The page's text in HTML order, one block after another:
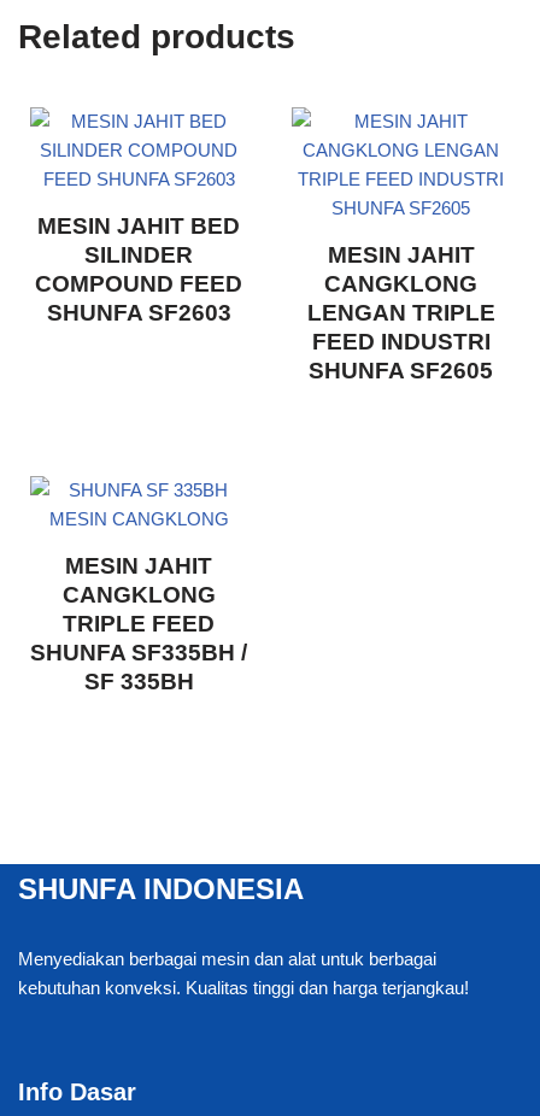
Related products
MESIN JAHIT BED
SILINDER
COMPOUND FEED
SHUNFA SF2603
MESIN JAHIT
CANGKLONG
LENGAN TRIPLE
FEED INDUSTRI
SHUNFA SF2605
MESIN JAHIT
CANGKLONG
TRIPLE FEED
SHUNFA SF335BH /
SF 335BH
SHUNFA INDONESIA
Menyediakan berbagai mesin dan alat untuk berbagai
kebutuhan konveksi. Kualitas tinggi dan harga terjangkau!
Info Dasar